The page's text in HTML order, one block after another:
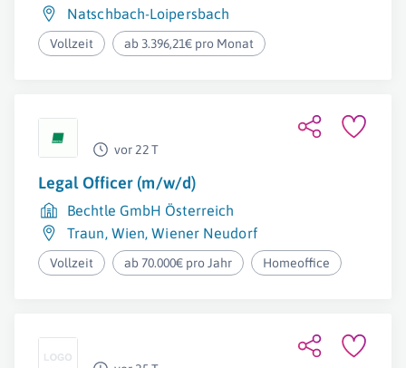
Natschbach-Loipersbach
Vollzeit ab 3.396,21€ pro Monat
vor 22 T
Legal Officer (m/w/d)
Bechtle GmbH Österreich
Traun, Wien,Wiener Neudorf
Vollzeit ab 70.000€ pro Jahr Homeoffice